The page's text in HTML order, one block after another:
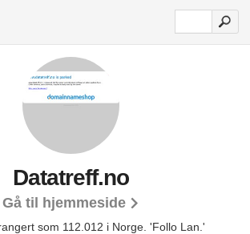
Datatreff.no
Gå til hjemmeside
som 112.012 i Norge. 'Follo Lan.'